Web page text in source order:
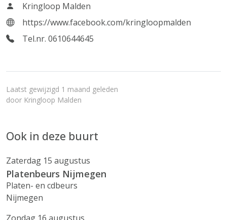
Kringloop Malden
https://www.facebook.com/kringloopmalden
Tel.nr. 0610644645
Laatst gewijzigd 1 maand geleden
door Kringloop Malden
Ook in deze buurt
Zaterdag 15 augustus
Platenbeurs Nijmegen
Platen- en cdbeurs
Nijmegen